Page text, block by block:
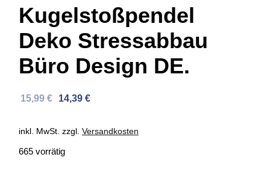
Kugelstoßpendel
Deko Stressabbau
Büro Design DE.
Ursprünglicher
war:
15,99 €
Aktueller
ist:
14,39 €
inkl. MwSt. zzgl. Versandkosten
665 vorrätig